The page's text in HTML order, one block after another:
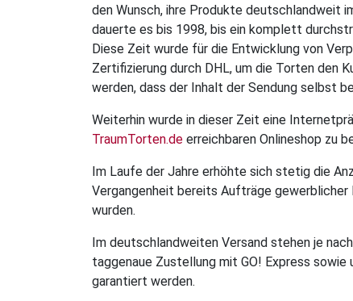
den Wunsch, ihre Produkte deutschlandweit
dauerte es bis 1998, bis ein komplett
Diese Zeit wurde für die Entwicklung von
Zertifizierung durch DHL, um die Torten den
werden, dass der Inhalt der Sendung selbst
Weiterhin wurde in dieser Zeit eine
TraumTorten.de erreichbaren Onlineshop zu
Im Laufe der Jahre erhöhte sich stetig die
Vergangenheit bereits Aufträge
wurden.
Im deutschlandweiten Versand stehen je
taggenaue Zustellung mit GO! Express
garantiert werden.